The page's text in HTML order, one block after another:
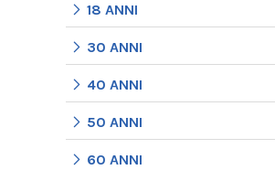
18 ANNI
30 ANNI
40 ANNI
50 ANNI
60 ANNI